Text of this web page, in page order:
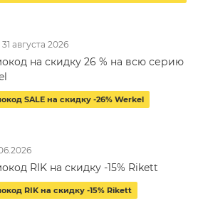
августа 2026
на скидку 26 % на всю серию
SALE на скидку -26% Werkel
RIK на скидку -15% Rikett
RIK на скидку -15% Rikett